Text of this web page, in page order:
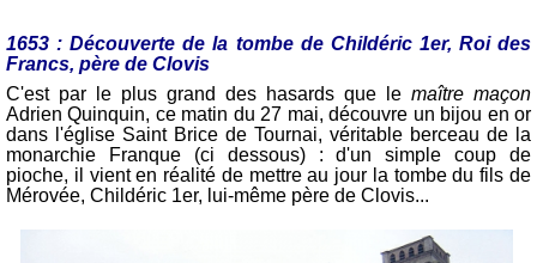
1653 : Découverte de la tombe de Childéric 1er, Roi des
Francs, père de Clovis
C'est par le plus grand des hasards que le maître maçon
Adrien Quinquin, ce matin du 27 mai, découvre un bijou en or
dans l'église Saint Brice de Tournai, véritable berceau de la
monarchie Franque (ci dessous) : d'un simple coup de
pioche, il vient en réalité de mettre au jour la tombe du fils de
Mérovée, Childéric 1er, lui-même père de Clovis...